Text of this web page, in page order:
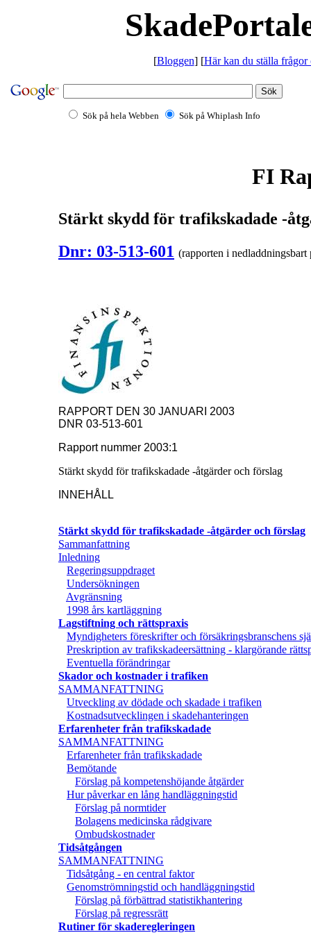
[Bloggen] [Här kan du ställa frågor
Sök på hela Webben Sök på Whiplash Info
FI
Stärkt skydd för trafikskadade -
Dnr: 03-513-601 (rapporten i
RAPPORT DEN 30 JANUARI 2003
DNR 03-513-601
Rapport nummer 2003:1
Stärkt skydd för trafikskadade -åtgärder och förslag
INNEHÅLL
Stärkt skydd för trafikskadade -åtgärder och förslag
Sammanfattning
Inledning
Regeringsuppdraget
Undersökningen
Avgränsning
1998 års kartläggning
Lagstiftning och rättspraxis
Myndigheters föreskrifter och försäkringsbranschens
Preskription av trafikskadeersättning - klargörande
Eventuella förändringar
Skador och kostnader i trafiken
SAMMANFATTNING
Utveckling av dödade och skadade i trafiken
Kostnadsutvecklingen i skadehanteringen
Erfarenheter från trafikskadade
SAMMANFATTNING
Erfarenheter från trafikskadade
Bemötande
Förslag på kompetenshöjande åtgärder
Hur påverkar en lång handläggningstid
Förslag på normtider
Bolagens medicinska rådgivare
Ombudskostnader
Tidsåtgången
SAMMANFATTNING
Tidsåtgång - en central faktor
Genomströmningstid och handläggningstid
Förslag på förbättrad statistikhantering
Förslag på regressrätt
Rutiner för skaderegleringen